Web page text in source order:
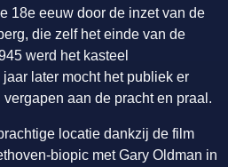
18e eeuw door de inzet van de
die zelf het einde van de
werd het kasteel
later mocht het publiek er
aan de pracht en praal.
locatie dankzij de film
biopic met Gary Oldman in